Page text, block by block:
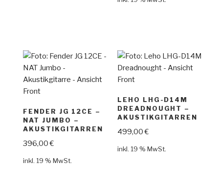
FENDER JG 12CE –
NAT JUMBO –
AKUSTIKGITARREN
396,00€
inkl. 19 % MwSt.
LEHO LHG-D14M
DREADNOUGHT –
AKUSTIKGITARREN
499,00€
inkl. 19 % MwSt.